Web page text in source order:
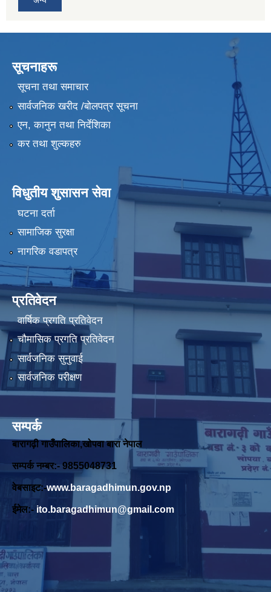
सूचनाहरू
सूचना तथा समाचार
सार्वजनिक खरीद /बोलपत्र सूचना
एन, कानुन तथा निर्देशिका
कर तथा शुल्कहरु
विधुतीय शुसासन सेवा
घटना दर्ता
सामाजिक सुरक्षा
नागरिक वडापत्र
प्रतिवेदन
वार्षिक प्रगति प्रतिवेदन
चौमासिक प्रगति प्रतिवेदन
सार्वजनिक सुनुवाई
सार्वजनिक परीक्षण
सम्पर्क
बारागढ़ी गाउँपालिका,खोपवा बारा नेपाल
सम्पर्क नम्बर:- 9855048731
वेबसाइट:-www.baragadhimun.gov.np
ईमेल:- ito.baragadhimun@gmail.com